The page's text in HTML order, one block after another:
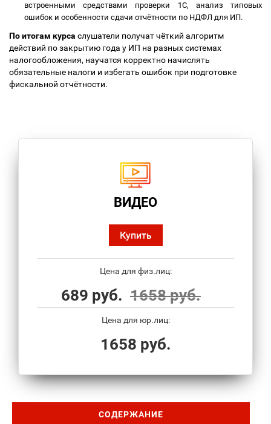
встроенными средствами проверки 1С, анализ типовых
ошибок и особенности сдачи отчётности по НДФЛ для ИП.
По итогам курса слушатели получат чёткий алгоритм
действий по закрытию года у ИП на разных системах
налогообложения, научатся корректно начислять
обязательные налоги и избегать ошибок при подготовке
фискальной отчётности.
ВИДЕО
Купить
Цена для физ.лиц:
689 руб. 1658 руб.
Цена для юр.лиц:
1658 руб.
СОДЕРЖАНИЕ